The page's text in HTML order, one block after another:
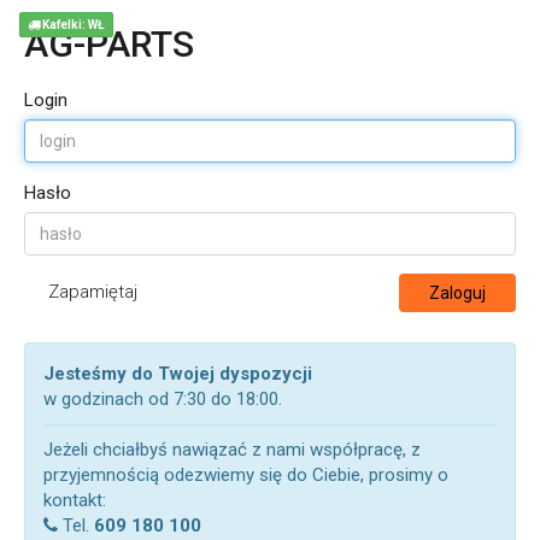
AG-PARTS
Login
Hasło
Zapamiętaj Zaloguj
Jesteśmy do Twojej dyspozycji
w godzinach od 7:30 do 18:00.
Jeżeli chciałbyś nawiązać z nami współpracę, z
przyjemnością odezwiemy się do Ciebie, prosimy o
kontakt:
Tel. 609 180 100
Kafelki: WŁ